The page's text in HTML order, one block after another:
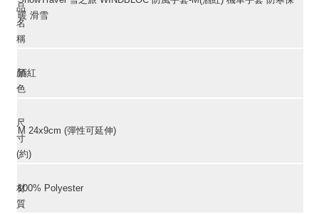
品
名
稱
暖 滑雪
顏
色
酒紅
尺
寸
(約)
M 24x9cm (彈性可延伸)
材
質
100% Polyester